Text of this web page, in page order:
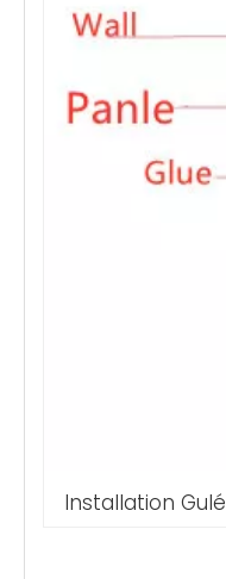
Installation Gulé